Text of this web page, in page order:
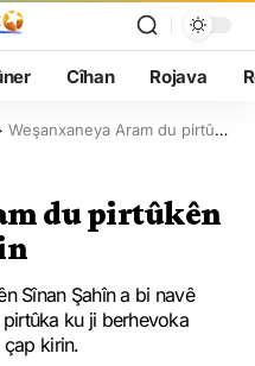
Cîhan Rojava
Weşanxaneya Aram du pirtûkên din ên nû çap kirin
du pirtûkên
Sînan Şahîn a bi navê
pirtûka ku ji berhevoka
kirin.